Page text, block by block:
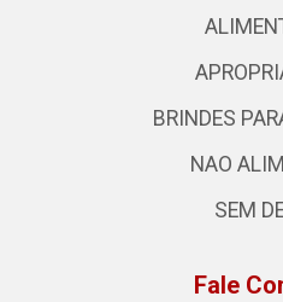
BRINDES
NAO
SEM
Fale